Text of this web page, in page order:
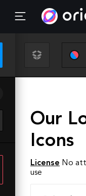
Our
Icons
License No
use